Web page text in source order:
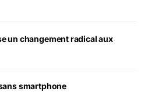
un changement radical aux
smartphone